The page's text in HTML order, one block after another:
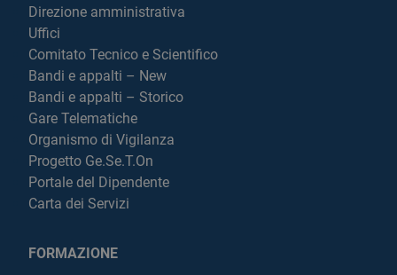
Direzione amministrativa
Uffici
Comitato Tecnico e Scientifico
Bandi e appalti – New
Bandi e appalti – Storico
Gare Telematiche
Organismo di Vigilanza
Progetto Ge.Se.T.On
Portale del Dipendente
Carta dei Servizi
FORMAZIONE